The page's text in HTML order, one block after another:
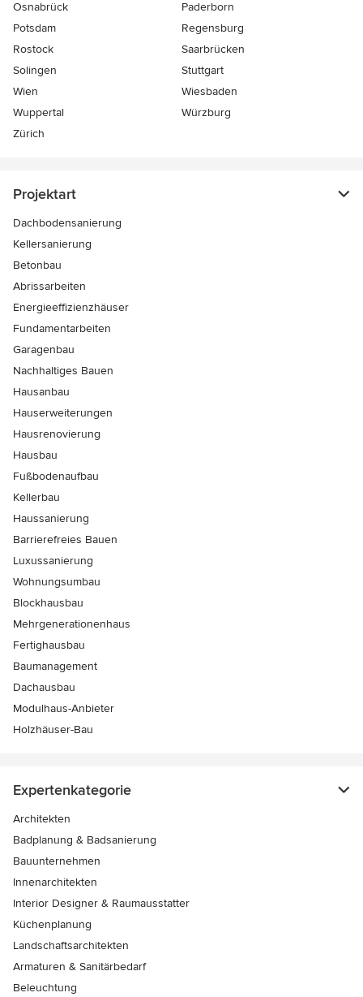
Osnabrück
Paderborn
Potsdam
Regensburg
Rostock
Saarbrücken
Solingen
Stuttgart
Wien
Wiesbaden
Wuppertal
Würzburg
Zürich
Projektart
Dachbodensanierung
Kellersanierung
Betonbau
Abrissarbeiten
Energieeffizienzhäuser
Fundamentarbeiten
Garagenbau
Nachhaltiges Bauen
Hausanbau
Hauserweiterungen
Hausrenovierung
Hausbau
Fußbodenaufbau
Kellerbau
Haussanierung
Barrierefreies Bauen
Luxussanierung
Wohnungsumbau
Blockhausbau
Mehrgenerationenhaus
Fertighausbau
Baumanagement
Dachausbau
Modulhaus-Anbieter
Holzhäuser-Bau
Expertenkategorie
Architekten
Badplanung & Badsanierung
Bauunternehmen
Innenarchitekten
Interior Designer & Raumausstatter
Küchenplanung
Landschaftsarchitekten
Armaturen & Sanitärbedarf
Beleuchtung